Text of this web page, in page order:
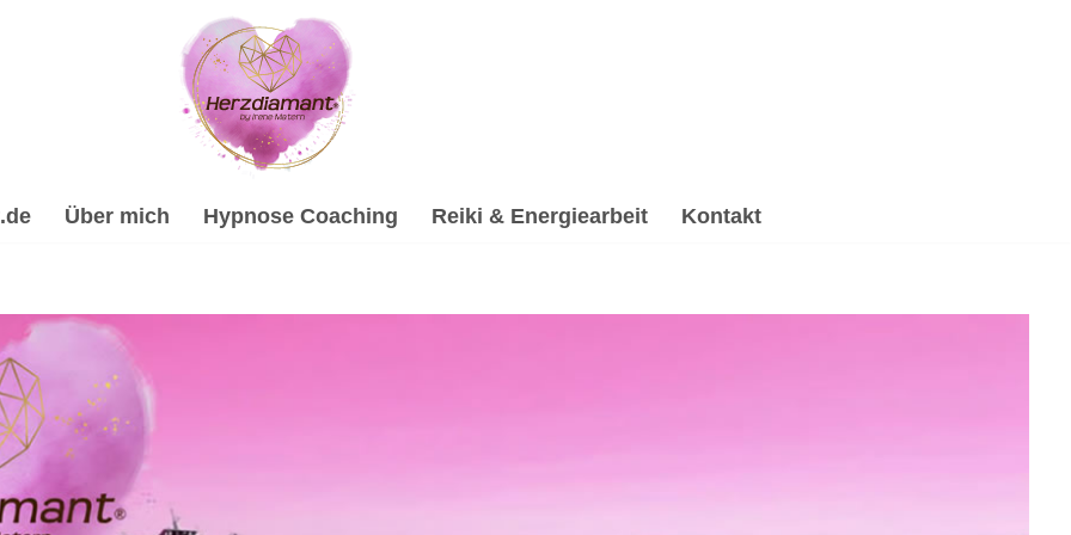
Über mich Hypnose Coaching Reiki & Energiearbeit Kontakt
Reiki & Energiearbeit, Spirituelle Trauerverarbeitung & Trauerhilfe, Psychologische Beratung,
Coach & psychologische Beraterin. ✔️ Reiki & Energiearbeit, ☑️ Spirituelle Trauerverarbeitung & Trauerhilfe, ✔️
Coaching in 73345 Drackenstein. Maßgeschneiderte Lösungen für Dich ✉.